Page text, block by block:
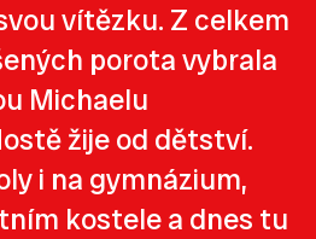
vítězku. Z celkem
porota vybrala
Michaelu
žije od dětství.
i na gymnázium,
kostele a dnes tu